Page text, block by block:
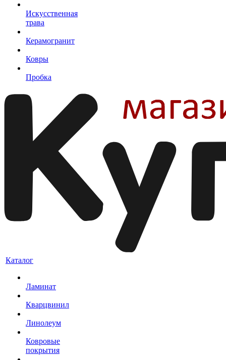
Искусственная
трава
Керамогранит
Ковры
Пробка
Каталог
Ламинат
Кварцвинил
Линолеум
Ковровые
покрытия